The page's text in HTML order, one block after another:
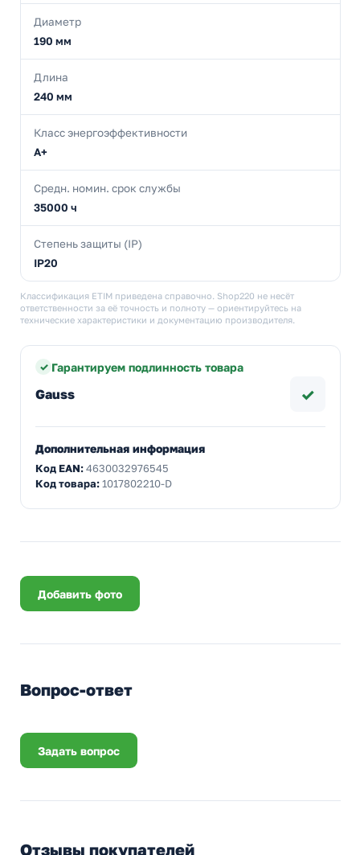
Диаметр
190 мм
Длина
240 мм
Класс энергоэффективности
A+
Средн. номин. срок службы
35000 ч
Степень защиты (IP)
IP20
Классификация ETIM приведена справочно. Shop220 не несёт
ответственности за её точность и полноту — ориентируйтесь на
технические характеристики и документацию производителя.
Гарантируем подлинность товара
Gauss ✓
Дополнительная информация
Код EAN:4630032976545
Код товара:1017802210-D
Добавить фото
Вопрос-ответ
Задать вопрос
Отзывы покупателей